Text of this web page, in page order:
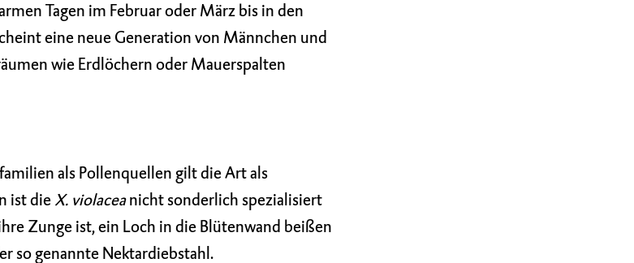
Tagen im Februar oder März bis in den
eine neue Generation von Männchen und
wie Erdlöchern oder Mauerspalten
als Pollenquellen gilt die Art als
ist die X. violaceanicht sonderlich spezialisiert
Zunge ist, ein Loch in die Blütenwand beißen
so genannte Nektardiebstahl.